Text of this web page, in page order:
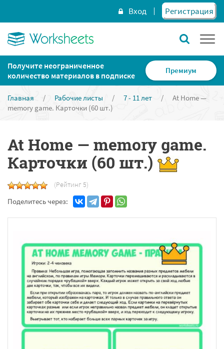
Вход Регистрация
Получите неограниченное
количество материалов в подписке
Премиум
Главная / Рабочие листы / 7 - 11 лет /
At Home —
memory game. Карточки (60 шт.)
At Home — memory game.
Карточки (60 шт.)
(Рейтинг 5)
Поделитесь через: